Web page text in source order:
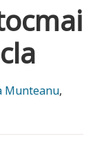
Munteanu,